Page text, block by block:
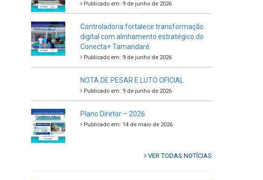
Publicado em: 9 de junho de 2026
Controladoria fortalece transformação
digital com alinhamento estratégico do
Conecta+ Tamandaré.
Publicado em: 9 de junho de 2026
NOTA DE PESAR E LUTO OFICIAL
Publicado em: 9 de junho de 2026
Plano Diretor – 2026
Publicado em: 14 de maio de 2026
VER TODAS NOTÍCIAS